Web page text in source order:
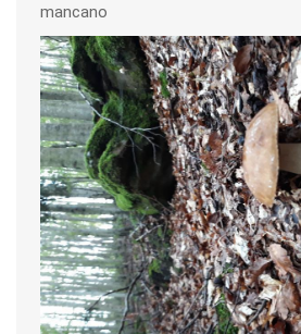
mancano